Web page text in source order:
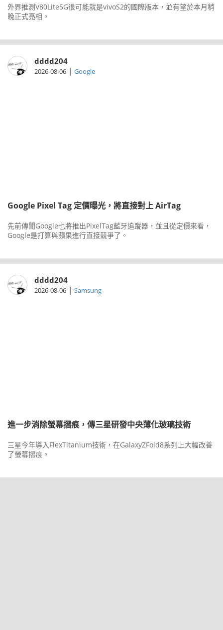
外界推測V80Lite5G很可能就是vivoS2的國際版本，並有望於本月稍
晚正式亮相。
dddd204
2026-08-06 | Google
Google Pixel Tag 定價曝光，將直接對上 AirTag
先前傳聞Google也將推出PixelTag藍牙追蹤器，並且從定價來看，
Google是打算與蘋果進行直接競爭了。
dddd204
2026-08-06 | Samsung
進一步消除螢幕摺痕，傳三星研發中央薄化玻璃技術
三星今年導入FlexTitanium技術，在GalaxyZFold8系列上大幅改善
了螢幕摺痕。